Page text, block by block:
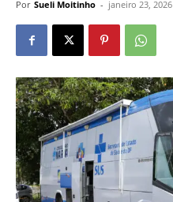
Por Sueli Moitinho - janeiro 23, 2026